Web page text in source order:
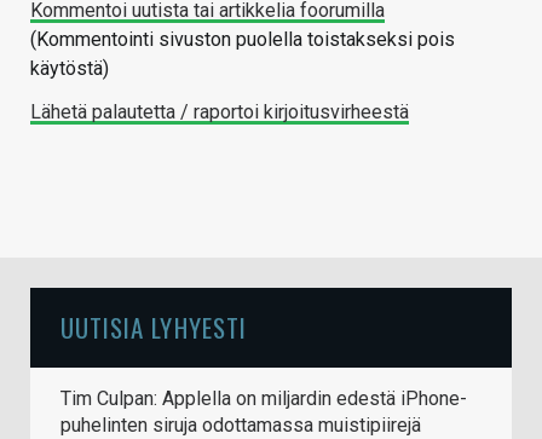
Kommentoi uutista tai artikkelia foorumilla
(Kommentointi sivuston puolella toistakseksi pois
käytöstä)
Lähetä palautetta / raportoi kirjoitusvirheestä
UUTISIA LYHYESTI
Tim Culpan: Applella on miljardin edestä iPhone-
puhelinten siruja odottamassa muistipiirejä